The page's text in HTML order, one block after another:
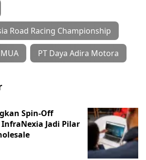
Road Racing Championship
MUA PT Daya Adira Motora
Spin-Off
Jadi Pilar